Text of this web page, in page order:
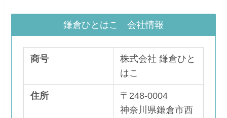
鎌倉ひとはこ 会社情報
商号
株式会社 鎌倉ひと
はこ
住所
〒248-0004
神奈川県鎌倉市西